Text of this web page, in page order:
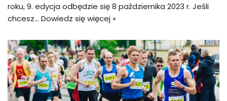
roku, 9. edycja odbędzie się 8 października 2023 r. Jeśli
chcesz… Dowiedz się więcej »